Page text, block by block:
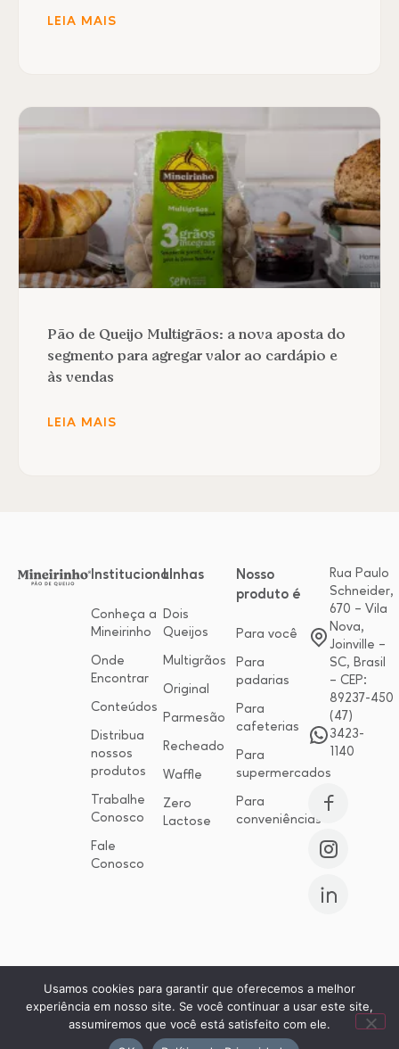
LEIA MAIS
Pão de Queijo Multigrãos: a nova aposta do
segmento para agregar valor ao cardápio e
às vendas
LEIA MAIS
Institucional
Conheça a
Mineirinho
Onde
Encontrar
Conteúdos
Distribua
nossos
produtos
Trabalhe
Conosco
Fale
Conosco
Linhas
Dois
Queijos
Multigrãos
Original
Parmesão
Recheado
Waffle
Zero
Lactose
Nosso
produto é
Para você
Para
padarias
Para
cafeterias
Para
supermercados
Para
conveniências
Rua Paulo
Schneider,
670 – Vila
Nova,
Joinville –
SC, Brasil
– CEP:
89237-450
(47)
3423-
1140
Desenvolvido por
Usamos cookies para garantir que oferecemos a melhor
experiência em nosso site. Se você continuar a usar este site,
assumiremos que você está satisfeito com ele.